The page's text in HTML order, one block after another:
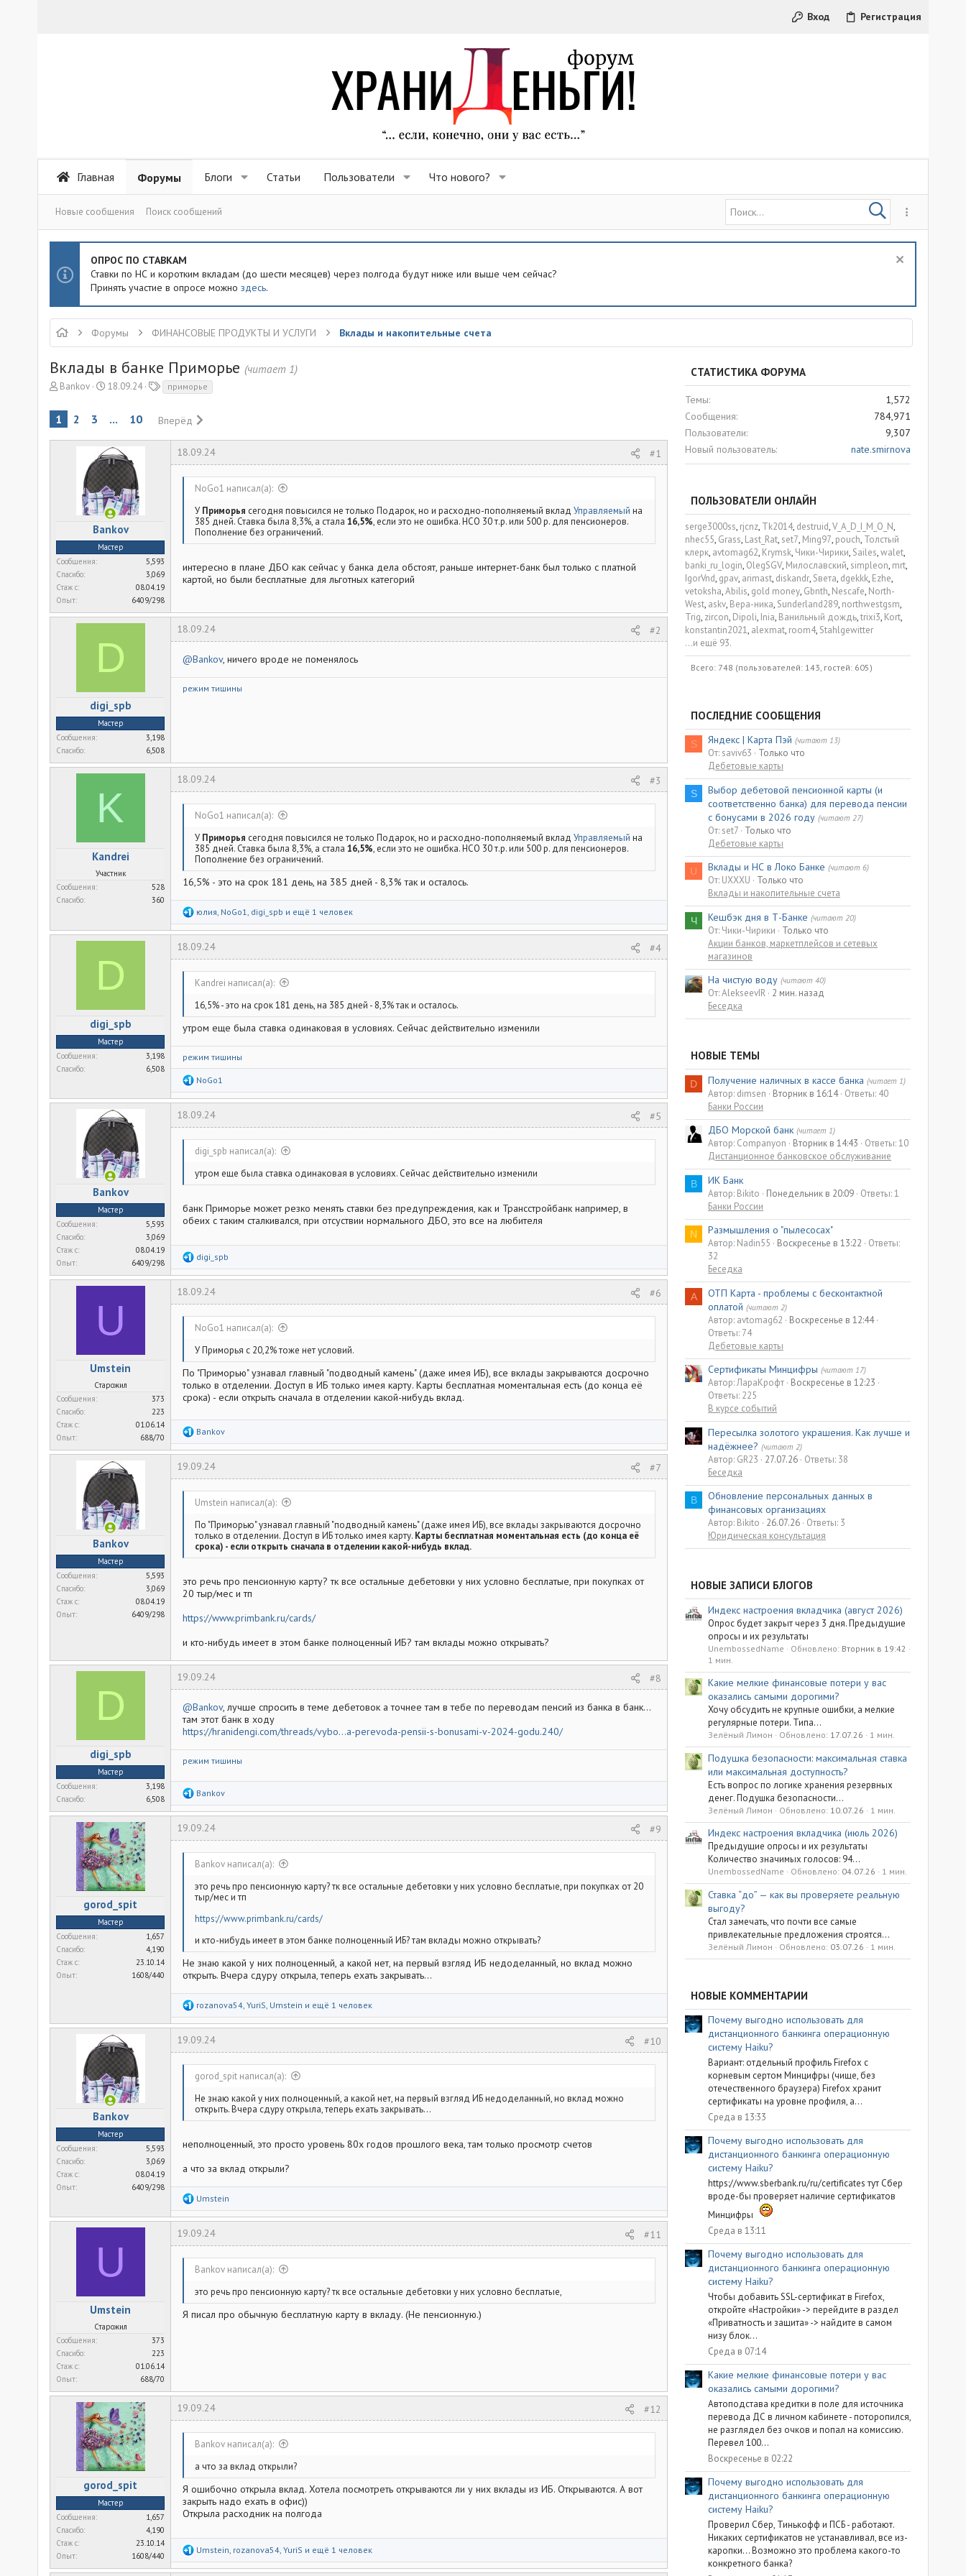
Вход Регистрация
Главная Форумы Блоги Статьи Пользователи Что нового?
Новые сообщения Поиск сообщений
ОПРОС ПО СТАВКАМ
Ставки по НС и коротким вкладам (до шести месяцев) через полгода будут ниже или выше чем сейчас?
Принять участие в опросе можно здесь.
Форумы ФИНАНСОВЫЕ ПРОДУКТЫ И УСЛУГИ Вклады и накопительные счета
Вклады в банке Приморье (читает 1)
А
т
о
р
Bankov
Д
а
н
а
ч
а
л
а
18.09.24
и
приморье
1 2 3 ... 10 Вперёд
Bankov
Мастер
Сообщения
5,593
Спасибо
3,069
Стаж c
08.04.19
Опыт
6409/298
18.09.24 #1
NoGo1 написал(а):
У Приморья сегодня повысился не только Подарок, но и расходно-пополняемый вклад Управляемый на
385 дней. Ставка была 8,3%, а стала 16,5%, если это не ошибка. НСО 30 т.р. или 500 р. для пенсионеров.
Пополнение без ограничений.
интересно в плане ДБО как сейчас у банка дела обстоят, раньше интернет-банк был только с платной
картой, но были бесплатные для льготных категорий
D
digi_spb
Мастер
Сообщения
3,198
Спасибо
6,508
18.09.24 #2
@Bankov, ничего вроде не поменялось
режим тишины
K
Kandrei
Участник
Сообщения
528
Спасибо
360
18.09.24 #3
NoGo1 написал(а):
У Приморья сегодня повысился не только Подарок, но и расходно-пополняемый вклад Управляемый на
385 дней. Ставка была 8,3%, а стала 16,5%, если это не ошибка. НСО 30 т.р. или 500 р. для пенсионеров.
Пополнение без ограничений.
16,5% - это на срок 181 день, на 385 дней - 8,3% так и осталось.
Р
а
к
ц
и
и
:
юлия, NoGo1, digi_spb и ещё 1 человек
D
digi_spb
Мастер
Сообщения
3,198
Спасибо
6,508
18.09.24 #4
Kandrei написал(а):
16,5% - это на срок 181 день, на 385 дней - 8,3% так и осталось.
утром еще была ставка одинаковая в условиях. Сейчас действительно изменили
режим тишины
Р
а
к
ц
и
и
:
NoGo1
Bankov
Мастер
Сообщения
5,593
Спасибо
3,069
Стаж c
08.04.19
Опыт
6409/298
18.09.24 #5
digi_spb написал(а):
утром еще была ставка одинаковая в условиях. Сейчас действительно изменили
банк Приморье может резко менять ставки без предупреждения, как и Трансстройбанк например, в
обеих с таким сталкивался, при отсуствии нормального ДБО, это все на любителя
Р
а
ц
и
и
:
digi_spb
U
Umstein
Старожил
Сообщения
373
Спасибо
223
Стаж c
01.06.14
Опыт
688/70
18.09.24 #6
NoGo1 написал(а):
У Приморья с 20,2% тоже нет условий.
По "Приморью" узнавал главный "подводный камень" (даже имея ИБ), все вклады закрываются досрочно
только в отделении. Доступ в ИБ только имея карту. Карты бесплатная моментальная есть (до конца её
срока) - если открыть сначала в отделении какой-нибудь вклад.
Р
а
к
ц
и
и
:
Bankov
Bankov
Мастер
Сообщения
5,593
Спасибо
3,069
Стаж c
08.04.19
Опыт
6409/298
19.09.24 #7
Umstein написал(а):
По "Приморью" узнавал главный "подводный камень" (даже имея ИБ), все вклады закрываются досрочно
только в отделении. Доступ в ИБ только имея карту. Карты бесплатная моментальная есть (до конца её
срока) - если открыть сначала в отделении какой-нибудь вклад.
это речь про пенсионную карту? тк все остальные дебетовки у них условно бесплатые, при покупках от
20 тыр/мес и тп
https://www.primbank.ru/cards/
и кто-нибудь имеет в этом банке полноценный ИБ? там вклады можно открывать?
D
digi_spb
Мастер
Сообщения
3,198
Спасибо
6,508
19.09.24 #8
@Bankov, лучше спросить в теме дебетовок а точнее там в тебе по переводам пенсий из банка в банк...
там этот банк в ходу
https://hranidengi.com/threads/vybo...a-perevoda-pensii-s-bonusami-v-2024-godu.240/
режим тишины
Р
а
ц
и
и
:
Bankov
gorod_spit
Мастер
Сообщения
1,657
Спасибо
4,190
Стаж c
23.10.14
Опыт
1608/440
19.09.24 #9
Bankov написал(а):
это речь про пенсионную карту? тк все остальные дебетовки у них условно бесплатые, при покупках от 20
тыр/мес и тп
https://www.primbank.ru/cards/
и кто-нибудь имеет в этом банке полноценный ИБ? там вклады можно открывать?
Не знаю какой у них полноценный, а какой нет, на первый взгляд ИБ недоделанный, но вклад можно
открыть. Вчера сдуру открыла, теперь ехать закрывать...
Р
а
ц
и
и
:
rozanova54 YuriS Umstein и ещё 1 человек
Bankov
Мастер
Сообщения
5,593
Спасибо
3,069
Стаж c
08.04.19
Опыт
6409/298
19.09.24 #10
gorod_spit написал(а):
Не знаю какой у них полноценный, а какой нет, на первый взгляд ИБ недоделанный, но вклад можно
открыть. Вчера сдуру открыла, теперь ехать закрывать...
неполноценный, это просто уровень 80х годов прошлого века, там только просмотр счетов
а что за вклад открыли?
Р
а
ц
и
и
:
Umstein
U
Umstein
Старожил
Сообщения
373
Спасибо
223
Стаж c
01.06.14
Опыт
688/70
19.09.24 #11
Bankov написал(а):
это речь про пенсионную карту? тк все остальные дебетовки у них условно бесплатые,
Я писал про обычную бесплатную карту в вкладу. (Не пенсионную.)
gorod_spit
Мастер
Сообщения
1,657
Спасибо
4,190
Стаж c
23.10.14
Опыт
1608/440
19.09.24 #12
Bankov написал(а):
а что за вклад открыли?
Я ошибочно открыла вклад. Хотела посмотреть открываются ли у них вклады из ИБ. Открываются. А вот
закрыть надо ехать в офис))
Открыла расходник на полгода
Р
а
Umstein rozanova54 YuriS и ещё 1 человек
СТАТИСТИКА ФОРУМА
Темы
1,572
Сообщения
784,971
Пользователи
9,307
Новый пользователь
nate.smirnova
ПОЛЬЗОВАТЕЛИ ОНЛАЙН
serge3000ss rjcnz Tk2014 destruid V_A_D_I_M_O_N
nhec55 Grass Last_Rat set7 Ming97 pouch Толстый
клерк avtomag62 Krymsk Чики-Чирики Sailes walet
banki_ru_login OlegSGV Милославский simpleon mrt
IgorVnd gpav arimast diskandr Sвета dgekkk Ezhe
vetoksha Abilis gold money Gbnth Nescafe North-
West askv Вера-ника Sunderland289 northwestgsm
Trig zircon Dipoli Inia Ванильный дождь trixi3 Kort
konstantin2021 alexmat room4 Stahlgewitter
...и ещё 93.
Всего: 748 (пользователей: 143, гостей: 605)
ПОСЛЕДНИЕ СООБЩЕНИЯ
S Яндекс | Карта Пэй (читают 13)
От: saviv63
Только что
Дебетовые карты
S
Выбор дебетовой пенсионной карты (и
соответственно банка) для перевода пенсии
с бонусами в 2026 году (читают 27)
От: set7 Только что
Дебетовые карты
U Вклады и НС в Локо Банке (читают 6)
От: UXXXU
Только что
Вклады и накопительные счета
Ч Кешбэк дня в Т-Банке (читают 20)
От: Чики-Чирики
Только что
Акции банков, маркетплейсов и сетевых
магазинов
На чистую воду (читают 40)
От: AlekseevIR 2 мин. назад
Беседка
НОВЫЕ ТЕМЫ
D Получение наличных в кассе банка (читает 1)
Автор: dimsen Вторник в 16:14 Ответы: 40
Банки России
ДБО Морской банк (читает 1)
Автор: Companyon Вторник в 14:43
Ответы: 10
Дистанционное банковское обслуживание
B ИК Банк
Автор: Bikito Понедельник в 20:09 Ответы: 1
Банки России
N Размышления о "пылесосах"
Автор: Nadin55 Воскресенье в 13:22
Ответы:
32
Беседка
A
ОТП Карта - проблемы с бесконтактной
оплатой (читают 2)
Автор: avtomag62
Воскресенье в 12:44
Ответы: 74
Дебетовые карты
Сертификаты Минцифры (читают 17)
Автор: ЛараКрофт Воскресенье в 12:23
Ответы: 225
В курсе событий
Пересылка золотого украшения. Как лучше и
надёжнее? (читают 2)
Автор: GR23 27.07.26 Ответы: 38
Беседка
B
Обновление персональных данных в
финансовых организациях
Автор: Bikito 26.07.26 Ответы: 3
Юридическая консультация
НОВЫЕ ЗАПИСИ БЛОГОВ
Индекс настроения вкладчика (август 2026)
Опрос будет закрыт через 3 дня. Предыдущие
опросы и их результаты
UnembossedName Обновлено: Вторник в 19:42
1 мин.
Какие мелкие финансовые потери у вас
оказались самыми дорогими?
Хочу обсудить не крупные ошибки, а мелкие
регулярные потери. Типа...
Зелёный Лимон Обновлено: 17.07.26 1 мин.
Подушка безопасности: максимальная ставка
или максимальная доступность?
Есть вопрос по логике хранения резервных
денег. Подушка безопасности...
Зелёный Лимон Обновлено: 10.07.26 1 мин.
Индекс настроения вкладчика (июль 2026)
Предыдущие опросы и их результаты
Количество значимых голосов: 94...
UnembossedName Обновлено: 04.07.26 1 мин.
Ставка “до” — как вы проверяете реальную
выгоду?
Стал замечать, что почти все самые
привлекательные предложения строятся...
Зелёный Лимон Обновлено: 03.07.26 1 мин.
НОВЫЕ КОММЕНТАРИИ
Почему выгодно использовать для
дистанционного банкинга операционную
систему Haiku?
Вариант: отдельный профиль Firefox с
корневым сертом Минцифры (чище, без
отечественного браузера) Firefox хранит
сертификаты на уровне профиля, а...
Среда в 13:33
Почему выгодно использовать для
дистанционного банкинга операционную
систему Haiku?
https://www.sberbank.ru/ru/certificates тут Сбер
вроде-бы проверяет наличие сертификатов
Минцифры
Среда в 13:11
Почему выгодно использовать для
дистанционного банкинга операционную
систему Haiku?
Чтобы добавить SSL-сертификат в Firefox,
откройте «Настройки» -> перейдите в раздел
«Приватность и защита» -> найдите в самом
низу блок...
Среда в 07:14
Какие мелкие финансовые потери у вас
оказались самыми дорогими?
Автоподстава кредитки в поле для источника
перевода ДС в личном кабинете - поторопился,
не разглядел без очков и попал на комиссию.
Перевел 100...
Воскресенье в 02:22
Почему выгодно использовать для
дистанционного банкинга операционную
систему Haiku?
Проверил Сбер, Тинькофф и ПСБ - работают.
Никаких сертификатов не устанавливал, все из-
каропки... Возможно это проблема какого-то
конкретного банка?